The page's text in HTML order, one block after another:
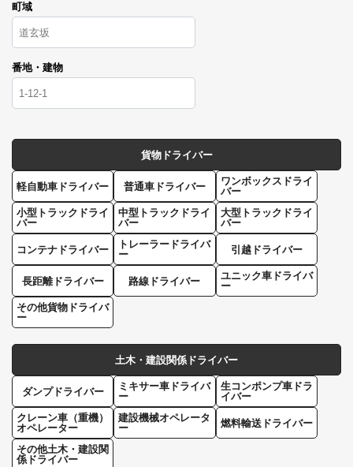
町域
番地・建物
貨物ドライバー
軽自動車ドライバー 普通車ドライバー
ワンボックスドライ
バー
小型トラックドライ
バー
中型トラックドライ
バー
大型トラックドライ
バー
コンテナドライバー
トレーラードライバ
ー
引越ドライバー
長距離ドライバー 路線ドライバー
ユニック車ドライバ
ー
その他貨物ドライバ
ー
土木・建設関係ドライバー
ダンプドライバー
ミキサー車ドライバ
ー
生コンポンプ車ドラ
イバー
クレーン車（重機）
オペレーター
建設機械オペレータ
ー
燃料輸送ドライバー
その他土木・建設関
係ドライバー